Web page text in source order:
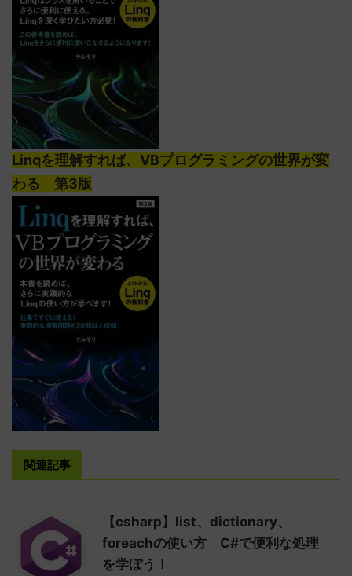
Linqを理解すれば、VBプログラミングの世界が変
わる 第3版
関連記事
【csharp】list、dictionary、
foreachの使い方 C#で便利な処理
を学ぼう！